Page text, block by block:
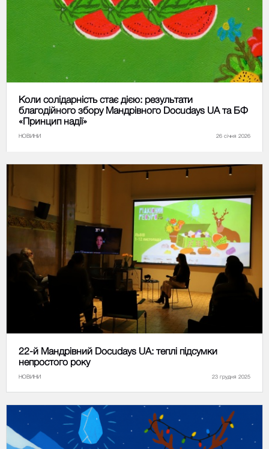
Коли солідарність стає дією: результати
благодійного збору Мандрівного Docudays UA та БФ
«Принцип надії»
НОВИНИ 26 січня 2026
22-й Мандрівний Docudays UA: теплі підсумки
непростого року
НОВИНИ 23 грудня 2025